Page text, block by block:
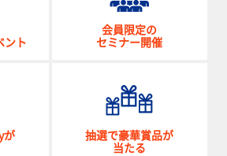
ント
会員限定の
セミナー開催
が
抽選で豪華賞品が
当たる